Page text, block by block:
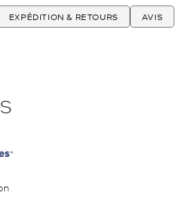
EXPÉDITION & RETOURS AVIS